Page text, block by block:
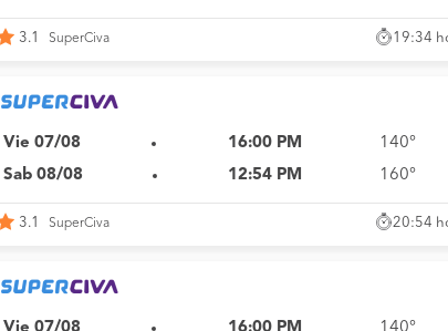
3.1 SuperCiva 19:34
Vie 07/08
16:00 PM
Sab 08/08
12:54 PM
140°
160°
3.1 SuperCiva 20:54